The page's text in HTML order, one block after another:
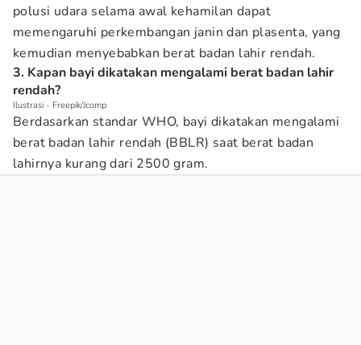
polusi udara selama awal kehamilan dapat
memengaruhi perkembangan janin dan plasenta, yang
kemudian menyebabkan berat badan lahir rendah.
3. Kapan bayi dikatakan mengalami berat badan lahir
rendah?
Ilustrasi - Freepik/Jcomp
Berdasarkan standar WHO, bayi dikatakan mengalami
berat badan lahir rendah (BBLR) saat berat badan
lahirnya kurang dari 2500 gram.